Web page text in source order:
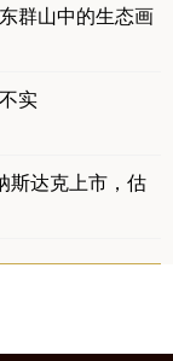
群山中的生态画
实
斯达克上市，估